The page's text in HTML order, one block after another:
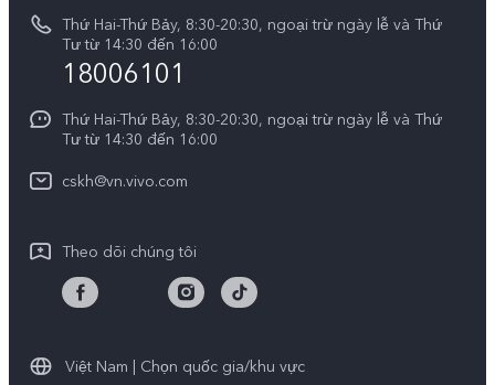
V50 Lite
Y39 5G
Y29
Tra cứu giá linh kiện
Xác thực bằng IMEI
Dịch vụ cuộc hẹn
Truy vấn tiến độ sửa chữa
Chính sách bảo hành của vivo
Tải LUTs để khôi phục Log
Thông báo pháp lý
Tính Bền Vững
Thứ Hai-Thứ Bảy, 8:30-20:30, ngoại trừ ngày lễ và Thứ
Tư từ 14:30 đến 16:00
18006101
Thứ Hai-Thứ Bảy, 8:30-20:30, ngoại trừ ngày lễ và Thứ
Tư từ 14:30 đến 16:00
cskh@vn.vivo.com
Theo dõi chúng tôi
Việt Nam | Chọn quốc gia/khu vực